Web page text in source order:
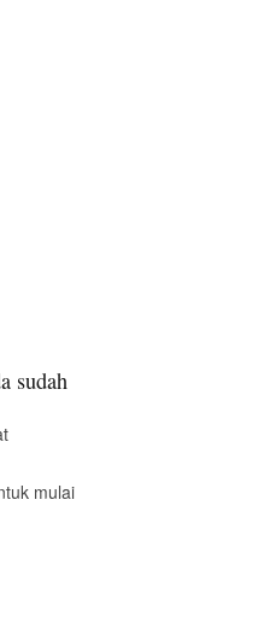
sudah
mulai